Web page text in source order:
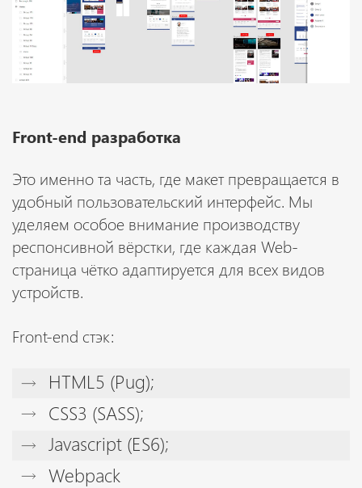
Front-end разработка
Это именно та часть, где макет превращается в
удобный пользовательский интерфейс. Мы
уделяем особое внимание производству
респонсивной вёрстки, где каждая Web-
страница чётко адаптируется для всех видов
устройств.
Front-end стэк:
HTML5 (Pug);
CSS3 (SASS);
Javascript (ES6);
Webpack